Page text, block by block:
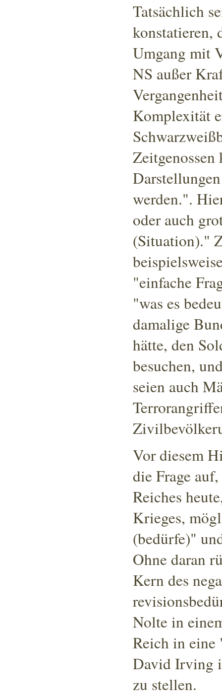
Tatsächlich
konstatieren,
Umgang mit
NS außer
Komplexität
werden.".
oder auch
(Situation)."
"einfache
"was es
damalige
hätte, den
besuchen,
seien auch
Vor diesem
die Frage
Reiches
Krieges,
(bedürfe)"
Ohne daran
Kern des
Nolte in
Reich in eine
David Irving
zu stellen.